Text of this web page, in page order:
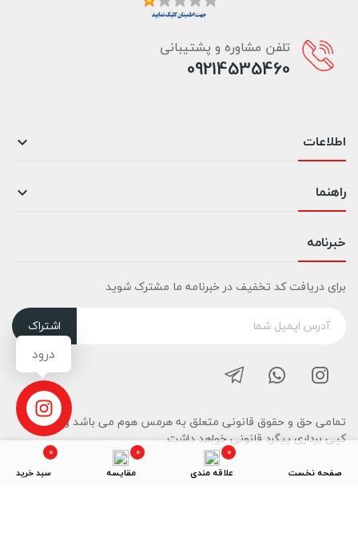
صفحه نخست
0
علاقه مندی
0
مقایسه
0
سبد خرید
تلفن مشاوره و پشتیبانی
09214535460
اطلاعات 
راهنما 
خبرنامه
برای دریافت کد تخفیف در خبرنامه ما مشترک شوید
اشتراک
تمامی حق و حقوق قانونی متعلق به هرمس هوم می باشد و هرگونه
کپی برداری پیگرد قانونی خواهد داشت.
درود